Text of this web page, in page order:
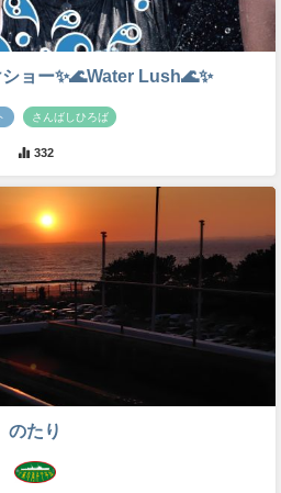
ョー✨🌊Water Lush🌊✨
さんばしひろば
332
のたり